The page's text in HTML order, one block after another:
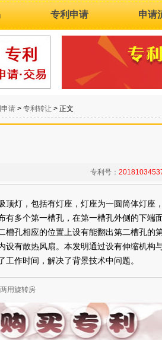
专利申请 申请
请 > 专利转让 > 正文
专利号：
顶灯，包括有灯座，灯座为一圆筒体灯
有多个第一槽孔，在第一槽孔外侧的下
槽孔相应的位置上设有能翻出第二槽孔
设有散热风扇。本发明通过设有伸缩机
工作时间，解决了背景技术中问题。
用旋转房